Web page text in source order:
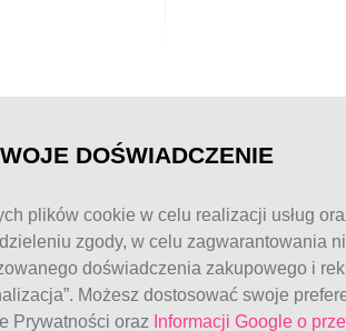
© FitWomen 2026
DOŚWIADCZENIE
plików cookie w celu realizacji usług
zgody, w celu zagwarantowania
doświadczenia zakupowego i
Możesz dostosować swoje
Prywatności oraz Informacji Google o